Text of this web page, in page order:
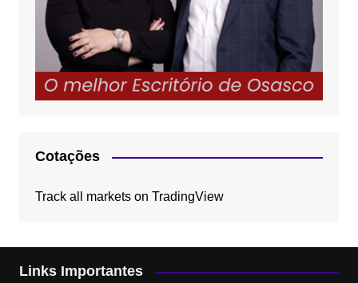
Cotações
Track all markets on TradingView
Links Importantes